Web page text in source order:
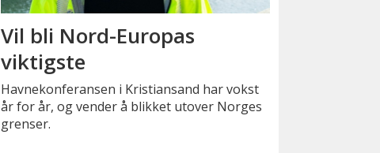
Vil bli Nord-Europas
viktigste
Havnekonferansen i Kristiansand har vokst
år for år, og vender å blikket utover Norges
grenser.